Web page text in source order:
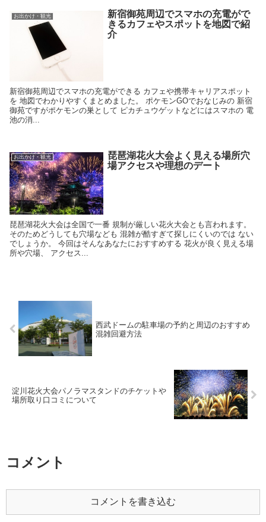
お出かけ・観光
新宿御苑周辺でスマホの充電がで
きるカフェやスポットを地図で紹
介
新宿御苑周辺でスマホの充電ができる カフェや携帯キャリアスポット
を 地図でわかりやすくまとめました。 ポケモンGOでおなじみの 新宿
御苑ですがポケモンの巣として ピカチュウゲットなどにはスマホの 電
池の消...
お出かけ・観光
琵琶湖花火大会よく見える場所穴
場アクセスや理想のデート
琵琶湖花火大会は全国で一番 規制が厳しい花火大会とも言われます。
そのためどうしても穴場なども 混雑が酷すぎて探しにくいのでは ない
でしょうか。 今回はそんなあなたにおすすめする 花火が良く見える場
所や穴場、 アクセス...
西武ドームの駐車場の予約と周辺のおすすめ
混雑回避方法
淀川花火大会パノラマスタンドのチケットや
場所取り口コミについて
コメント
コメントを書き込む